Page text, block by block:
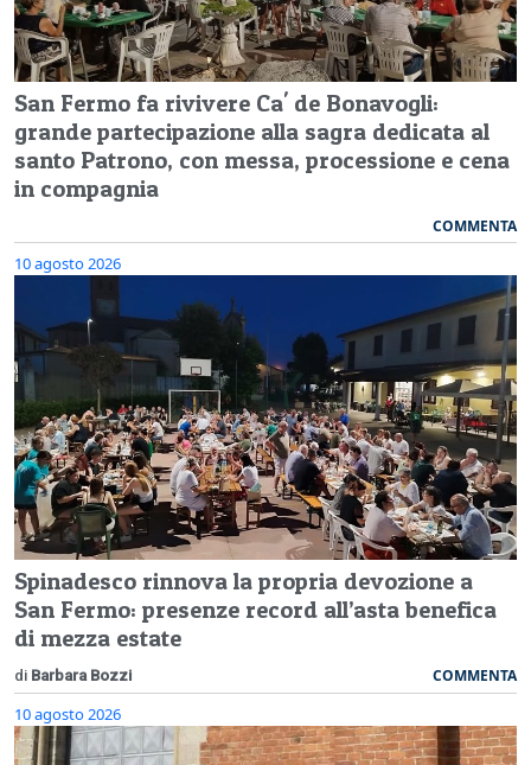
San Fermo fa rivivere Ca' de Bonavogli:
grande partecipazione alla sagra dedicata al
santo Patrono, con messa, processione e cena
in compagnia
COMMENTA
10 agosto 2026
Spinadesco rinnova la propria devozione a
San Fermo: presenze record all’asta benefica
di mezza estate
di Barbara Bozzi COMMENTA
10 agosto 2026